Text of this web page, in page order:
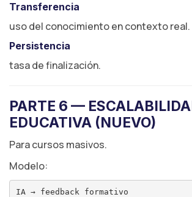
Transferencia
uso del conocimiento en contexto real.
Persistencia
tasa de finalización.
PARTE 6 —
EDUCATIVA (NUEVO)
Para cursos masivos.
Modelo:
IA → feedback formativo